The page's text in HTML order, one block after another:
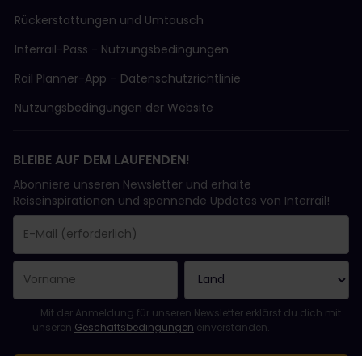
Rückerstattungen und Umtausch
Interrail-Pass - Nutzungsbedingungen
Rail Planner-App – Datenschutzrichtlinie
Nutzungsbedingungen der Website
BLEIBE AUF DEM LAUFENDEN!
Abonniere unseren Newsletter und erhalte
Reiseinspirationen und spannende Updates von Interrail!
Das Feld „E-Mail-Adresse“ ist ein Pflichtfeld!
Diese E-Mail-Adresse ist ungültig!
Beim Abonnieren des Newsletters ist ein Fehler aufgetreten.
Du hast diesen Newsletter bereits abonniert!
Bitte stimme den Allgemeinen Geschäftsbedingungen zu, um
Mit der Anmeldung für unseren Newsletter erklärst du dich mit
unseren Geschäftsbedingungen einverstanden.